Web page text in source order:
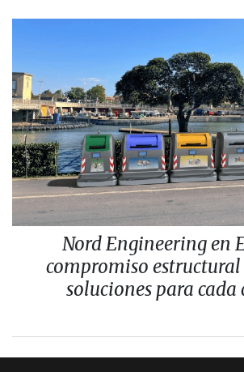
Nord Engineering en
compromiso estructural
soluciones para cada